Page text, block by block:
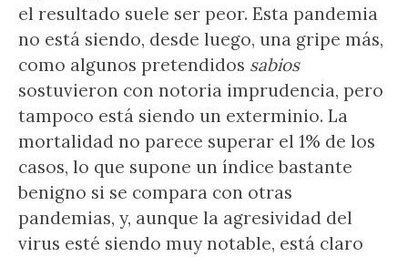
el resultado suele ser peor. Esta pandemia
no está siendo, desde luego, una gripe más,
como algunos pretendidos sabios
sostuvieron con notoria imprudencia, pero
tampoco está siendo un exterminio. La
mortalidad no parece superar el 1% de los
casos, lo que supone un índice bastante
benigno si se compara con otras
pandemias, y, aunque la agresividad del
virus esté siendo muy notable, está claro